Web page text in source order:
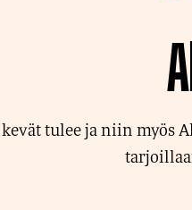
tulee ja niin myös